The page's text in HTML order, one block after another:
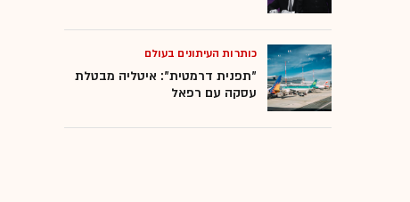
כותרות העיתונים בעולם
"תפנית דרמטית": איטליה מבטלת
עסקה עם רפאל